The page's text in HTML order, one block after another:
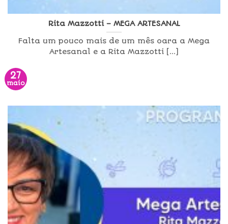
Rita Mazzotti – MEGA ARTESANAL
Falta um pouco mais de um mês oara a Mega
Artesanal e a Rita Mazzotti [...]
27
maio